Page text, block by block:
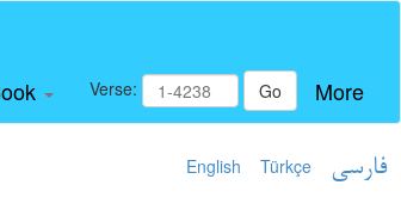
Verse: Go More
English Türkçe فارسی